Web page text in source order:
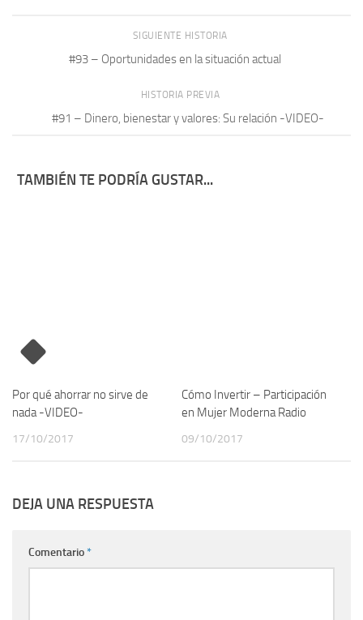
SIGUIENTE HISTORIA
#93 – Oportunidades en la situación actual
HISTORIA PREVIA
#91 – Dinero, bienestar y valores: Su relación -VIDEO-
TAMBIÉN TE PODRÍA GUSTAR...
Por qué ahorrar no sirve de
nada -VIDEO-
17/10/2017
Cómo Invertir – Participación
en Mujer Moderna Radio
09/10/2017
DEJA UNA RESPUESTA
Comentario*